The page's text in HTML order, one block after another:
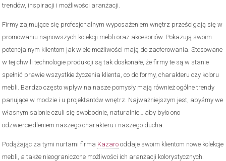
trendów, inspiracji i możliwości aranżacji.
Firmy zajmujące się profesjonalnym wyposażeniem wnętrz prześcigają się w
promowaniu najnowszych kolekcji mebli oraz akcesoriów. Pokazują swoim
potencjalnym klientom jak wiele możliwości mają do zaoferowania. Stosowane
w tej chwili technologie produkcji są tak doskonałe, że firmy te są w stanie
spełnić prawie wszystkie życzenia klienta, co do formy, charakteru czy koloru
mebli. Bardzo często wpływ na nasze pomysły mają również ogólne trendy
panujące w modzie i u projektantów wnętrz. Najważniejszym jest, abyśmy we
własnym salonie czuli się swobodnie, naturalnie… aby było ono
odzwierciedleniem naszego charakteru i naszego ducha.
Podążając za tymi nurtami firma Kazaro oddaje swoim klientom nowe kolekcje
mebli, a także nieograniczone możliwości ich aranżacji kolorystycznych.